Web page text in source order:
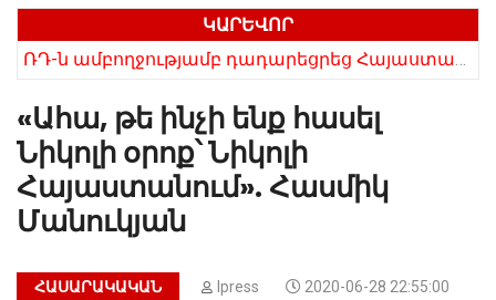
ԿԱՐԵՎՈՐ
«Ահա, թե ինչի ենք հասել
Նիկոլի օրոք՝ Նիկոլի
Հայաստանում». Հասմիկ
Մանուկյան
ՀԱՍԱՐԱԿԱԿԱՆ Ipress
2020-06-28 22:55:00